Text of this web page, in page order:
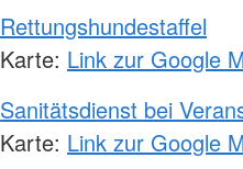
Rettungshundestaffel
Karte: Link zur Google
Sanitätsdienst bei
Karte: Link zur Google